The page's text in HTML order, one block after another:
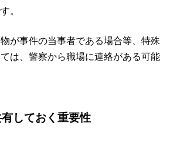
。
が事件の当事者である場合等、特殊
は、警察から職場に連絡がある可能
しておく重要性